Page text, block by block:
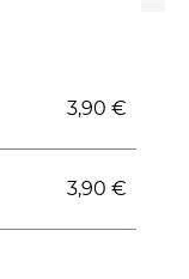
3,90 €
3,90 €